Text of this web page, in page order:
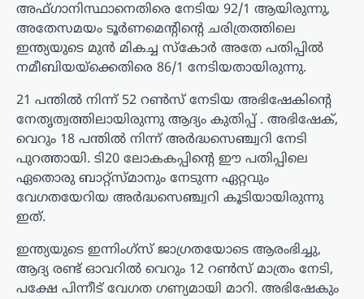
അഫ്ഗാനിസ്ഥാനെതിരെ നേടിയ 92/1 ആയിരുന്നു,
അതേസമയം ടൂർണമെന്റിന്റെ ചരിത്രത്തിലെ
ഇന്ത്യയുടെ മുൻ മികച്ച സ്കോർ അതേ പതിപ്പിൽ
നമീബിയയ്‌ക്കെതിരെ 86/1 നേടിയതായിരുന്നു.
21 പന്തിൽ നിന്ന് 52 ​​റൺസ് നേടിയ അഭിഷേകിന്റെ
നേതൃത്വത്തിലായിരുന്നു ആദ്യം കുതിപ്പ് . അഭിഷേക്,
വെറും 18 പന്തിൽ നിന്ന് അർദ്ധസെഞ്ച്വറി നേടി
പുറത്തായി. ടി20 ലോകകപ്പിന്റെ ഈ പതിപ്പിലെ
ഏതൊരു ബാറ്റ്‌സ്മാനും നേടുന്ന ഏറ്റവും
വേഗതയേറിയ അർദ്ധസെഞ്ച്വറി കൂടിയായിരുന്നു
ഇത്.
ഇന്ത്യയുടെ ഇന്നിംഗ്‌സ് ജാഗ്രതയോടെ ആരംഭിച്ചു,
ആദ്യ രണ്ട് ഓവറിൽ വെറും 12 റൺസ് മാത്രം നേടി,
പക്ഷേ പിന്നീട് വേഗത ഗണ്യമായി മാറി. അഭിഷേകും